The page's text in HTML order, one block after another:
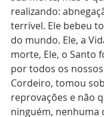
realizando:
terrível. Ele bebeu
do mundo. Ele, a
morte, Ele, o Santo
por todos os
Cordeiro, tomou
reprovações e não
ninguém, nenhuma